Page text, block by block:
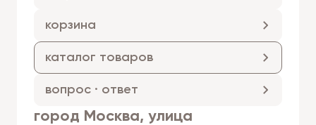
город Москва, улица
корзина
каталог товаров
вопрос · ответ